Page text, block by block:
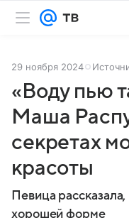
29 ноября 2024
«Воду пью
Маша
секретах
красоты
Певица рассказала,
хорошей форме